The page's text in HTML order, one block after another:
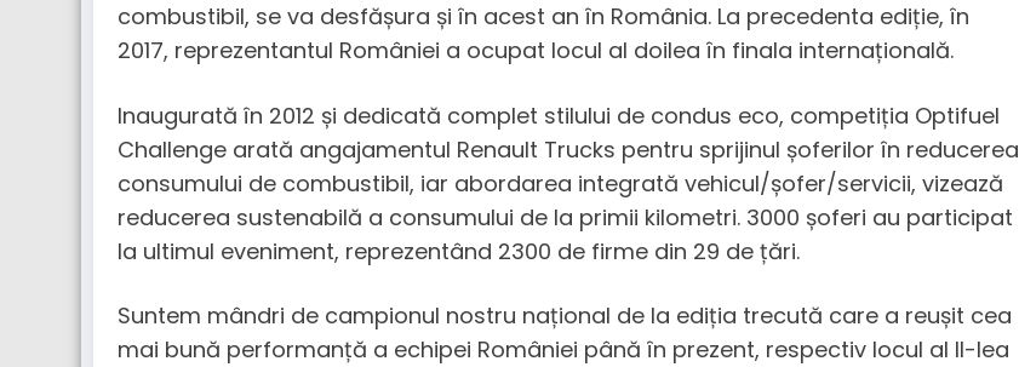
combustibil, se va desfășura și în acest an în România. La precedenta ediție, în
2017, reprezentantul României a ocupat locul al doilea în finala internațională.
Inaugurată în 2012 și dedicată complet stilului de condus eco, competiția Optifuel
Challenge arată angajamentul Renault Trucks pentru sprijinul șoferilor în reducerea
consumului de combustibil, iar abordarea integrată vehicul/șofer/servicii, vizează
reducerea sustenabilă a consumului de la primii kilometri. 3000 șoferi au participat
la ultimul eveniment, reprezentând 2300 de firme din 29 de țări.
Suntem mândri de campionul nostru național de la ediția trecută care a reușit cea
mai bună performanță a echipei României până în prezent, respectiv locul al II-lea